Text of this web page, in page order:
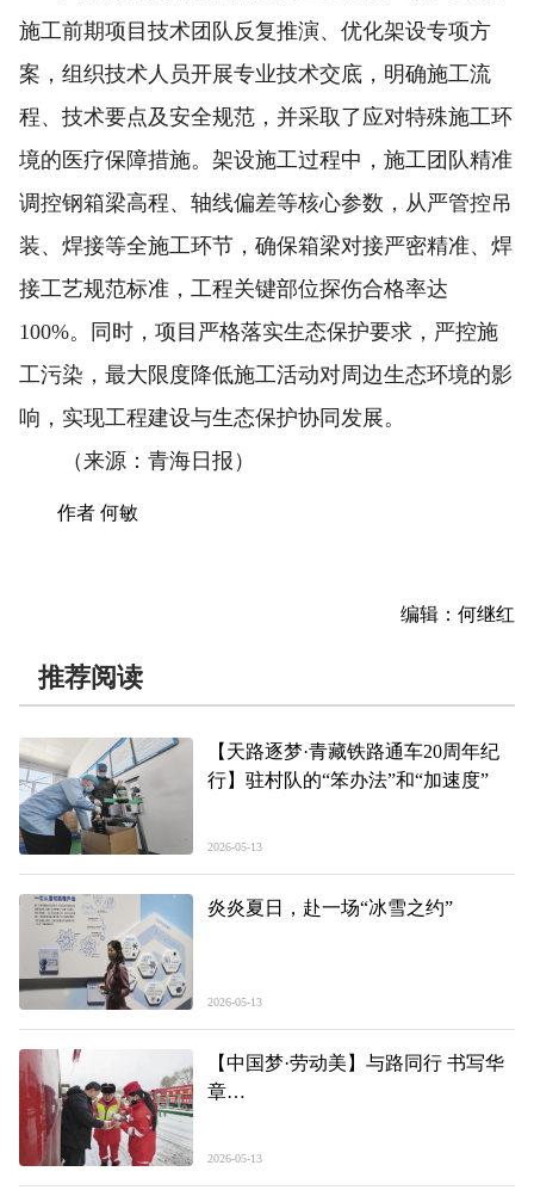
施工前期项目技术团队反复推演、优化架设专项方
案，组织技术人员开展专业技术交底，明确施工流
程、技术要点及安全规范，并采取了应对特殊施工环
境的医疗保障措施。架设施工过程中，施工团队精准
调控钢箱梁高程、轴线偏差等核心参数，从严管控吊
装、焊接等全施工环节，确保箱梁对接严密精准、焊
接工艺规范标准，工程关键部位探伤合格率达
100%。同时，项目严格落实生态保护要求，严控施
工污染，最大限度降低施工活动对周边生态环境的影
响，实现工程建设与生态保护协同发展。
（来源：青海日报）
作者 何敏
编辑：何继红
推荐阅读
【天路逐梦·青藏铁路通车20周年纪
行】驻村队的“笨办法”和“加速度”
2026-05-13
炎炎夏日，赴一场“冰雪之约”
2026-05-13
【中国梦·劳动美】与路同行 书写华
章
2026-05-13